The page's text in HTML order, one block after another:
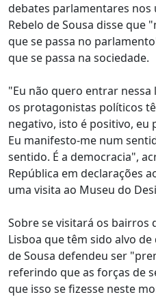
debates parlamentares nos
Rebelo de Sousa disse que
que se passa no
que se passa na sociedade.
"Eu não quero entrar
os protagonistas políticos
negativo, isto é positivo, eu
Eu manifesto-me num
sentido. É a democracia",
República em declarações
uma visita ao Museu do
Sobre se visitará os bairros
Lisboa que têm sido alvo
de Sousa defendeu ser
referindo que as forças de
que isso se fizesse neste